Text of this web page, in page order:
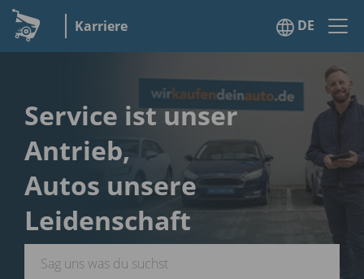
Karriere DE
Service ist unser
Antrieb,
Autos unsere
Leidenschaft